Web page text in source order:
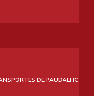
DE PAUDALHO